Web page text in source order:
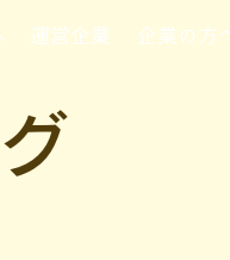
運営企業 企業の方